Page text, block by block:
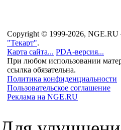
Copyright © 1999-2026, NGE.RU
"Текарт".
Карта сайта... PDA-версия...
При любом использовании
ссылка обязательна.
Политика конфиденциальности
Пользовательское соглашение
Реклама на NGE.RU